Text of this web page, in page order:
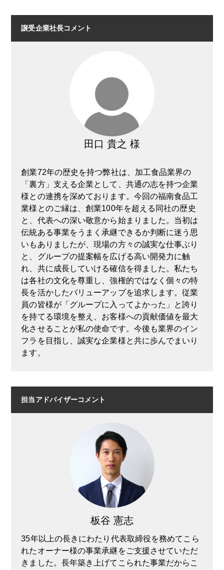
譲受企業社長コメント
田口 貴之 様
創業72年の歴史を持つ弊社は、加工食品業界の
「裏方」支える企業として、共通の志を持つ企業
様との連携を深めております。今回の福南食品工
業様とのご縁は、創業100年を超える同社の歴史
と、代表への深い敬意から始まりました。当初は
伝統ある事業をうまく承継できるか判断に迷う思
いもありましたが、現場の方々の誠実な仕事ぶり
と、グループの提案幅を広げる高い開発力に触
れ、共に成長していける確信を得ました。私たち
は各社の文化を尊重し、強権的ではなく個々の特
長を活かしたバリューアップを追求します。従業
員の皆様が「グループに入ってよかった」と誇り
を持てる環境を整え、お客様への貢献価値を最大
化させることが私の使命です。今後も業界のイン
フラを目指し、誠実な企業様と共に歩んでまいり
ます。
担当アドバイザーコメント
板谷 憲志
35年以上の長きにわたり代表取締役を務めてこら
れたオーナー様の事業承継をご支援させていただ
きました。長年築き上げてこられた事業だからこ